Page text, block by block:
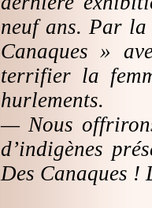
neuf ans. Par
Canaques »
terrifier la
hurlements.
— Nous
d’indigènes
Des Canaques !